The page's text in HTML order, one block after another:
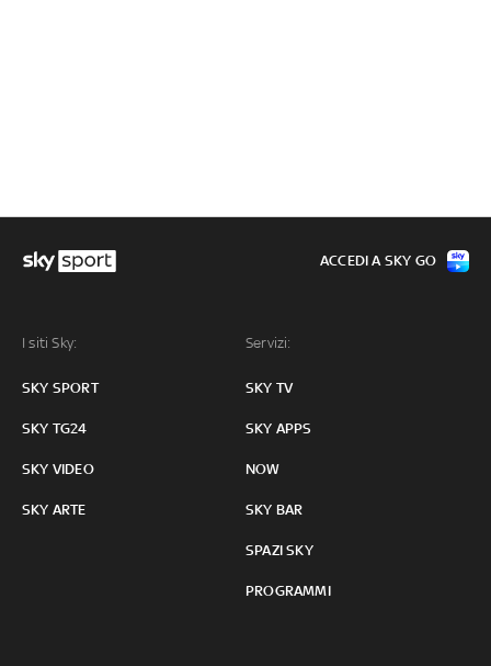
I siti Sky:
SKY SPORT
SKY TG24
SKY VIDEO
SKY ARTE
Servizi:
SKY TV
SKY APPS
NOW
SKY BAR
SPAZI SKY
PROGRAMMI
ACCEDI A SKY GO